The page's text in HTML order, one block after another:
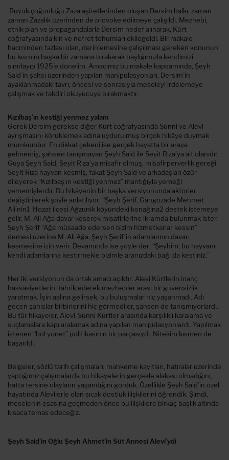
Büyük çoğunluğu Zaza aşiretlerinden oluşan Dersim halkı, zaman
zaman Zazalık üzerinden de provoke edilmeye çalışıldı. Mezhebi,
etnik plan ve propagandalarla Dersim hedef alınarak, Kürt
coğrafyasında kin ve nefret tohumları ekilegeldi. Bir makale
hacminden fazlası olan, derinlemesine çalışılması gereken konunun
bu kısmını başka bir zamana bırakarak başlığımızla kendimizi
sınırlayıp 1925’e dönelim. Amacımız bu makale kapsamında, Şeyh
Said’in şahsı üzerinden yapılan manipülasyonları, Dersim’in
ayaklanmadaki tavrı, öncesi ve sonrasıyla meseleyi irdelemeye
çalışmak ve takdiri okuyucuya bırakmaktır.
Kızılbaş’ın kestiği yenmez yalanı
Gerek Dersim gerekse diğer Kürt coğrafyasında Sünni ve Alevi
ayrışmasını körüklemek adına uydurulmuş birçok hikâye duymak
mümkündür. En dikkat çekeni ise gerçek hayatta bir araya
gelmemiş, şahsen tanışmayan Şeyh Said ile Seyit Rıza’ya ait olanıdır.
Güya Şeyh Said, Seyit Rıza’ya misafir olmuş, misafirperverlik gereği
Seyit Rıza hayvan kesmiş, fakat Şeyh Said ve arkadaşları özür
dileyerek “Kızılbaş’ın kestiği yenmez” mantığıyla yemeği
yememişlerdir. Bu hikâyenin bir başka versiyonunda aktörler
değiştirilerek şöyle anlatılıyor: “Şeyh Şerif, Gangozade Mehmet
Ali’nin1 Hozat ilçesi Ağzunik köyündeki konağına2 destek istemeye
gelir. M. Ali Ağa davar keserek misafirlerine ikramda bulunmak ister.
Şeyh Şerif “Ağa müsaade edersen bizim hizmetkarlar kessin”
demesi üzerine M. Ali Ağa, Şeyh Şerif’in adamlarının davarı
kesmesine izin verir. Devamında ise şöyle der: “Şeyhim, bu hayvanı
kendi adamlarına kestirmekle bizimle aranızdaki bağı da kestiniz.”
Her iki versiyonun da ortak amacı açıktır: Alevi Kürtlerin inanç
hassasiyetlerini tahrik ederek mezhepler arası bir güvensizlik
yaratmak. İşin aslına gelirsek, bu buluşmalar hiç yaşanmadı. Adı
geçen şahıslar birbirlerini hiç görmediler, şahsen de tanışmıyorlardı.
Bu tür hikayeler, Alevi-Sünni Kürtler arasında karşılıklı karalama ve
suçlamalara kapı aralamak adına yapılan manipülasyonlardı. Yapılmak
istenen “böl yönet” politikasının bir parçasıydı. Nitekim kısmen de
başarıldı.
Belgeler, sözlü tarih çalışmaları, mahkeme kayıtları, hatıralar üzerinde
yaptığımız çalışmalarda bu hikayelerin gerçekle alakası olmadığını,
hatta tersine olayların yaşandığını gördük. Özellikle Şeyh Said’in özel
hayatında Alevilerle olan sıcak dostluk ilişkilerini öğrendik. Şimdi,
meselenin esasına geçmeden önce bu ilişkilere birkaç başlık altında
kısaca temas edeceğiz.
Şeyh Said’in Oğlu Şeyh Ahmet’in Süt Annesi Alevi’ydi